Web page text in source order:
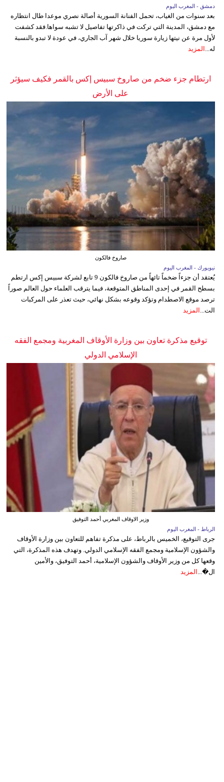
دمشق - المغرب اليوم
بعد سنوات من الغياب، تحمل الفنانة السورية أصالة نصري موعدا طال انتظاره
مع دمشق، المدينة التي تركت في ذاكرتها تفاصيل لا تشبه سواها.فقد كشفت
لأول مرة عن نيتها زيارة سوريا خلال شهر آب الجاري، في عودة لا تبدو بالنسبة
له... المزيد
ارتطام جزء ضخم من صاروخ سبيس إكس بالقمر فكيف سيؤثر
على الأرض
صاروخ فالكون
نيويورك - المغرب اليوم
يُعتقد أن جزءاً ضخماً تائهاً من صاروخ فالكون 9 تابع لشركة سبيس إكس ارتطم
بسطح القمر في إحدى المناطق المتوقعة، فيما يترقب العلماء حول العالم صوراً
ترصد موقع الاصطدام وتؤكد وقوعه بشكل نهائي، حيث تعذر على المركبات
الت...
المزيد
توقيع مذكرة تعاون بين وزارة الأوقاف المغربية ومجمع الفقه
الإسلامي الدولي
وزير الاوقاف المغربي أحمد التوفيق
الرباط - المغرب اليوم
جرى التوقيع، الخميس بالرباط، على مذكرة تفاهم للتعاون بين وزارة الأوقاف
والشؤون الإسلامية ومجمع الفقه الإسلامي الدولي. وتهدف هذه المذكرة، التي
وقعها كل من وزير الأوقاف والشؤون الإسلامية، أحمد التوفيق، والأمين
ال�... المزيد